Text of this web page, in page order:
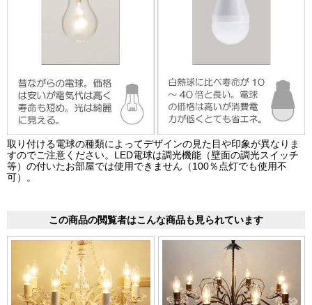
取り付ける電球の種類によってデザインの見た目や印象が異なりま
すのでご注意ください。LED電球は調光機能（壁面の調光スイッチ
等）の付いたお部屋では使用できません（100％点灯でも使用不
可）。
この商品の閲覧者はこんな商品も見られています